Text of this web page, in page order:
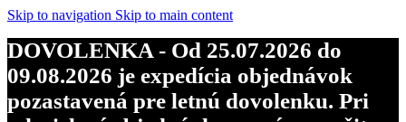
Skip to navigation Skip to main content
DOVOLENKA - Od 25.07.2026 do
09.08.2026 je expedícia objednávok
pozastavená pre letnú dovolenku. Pri